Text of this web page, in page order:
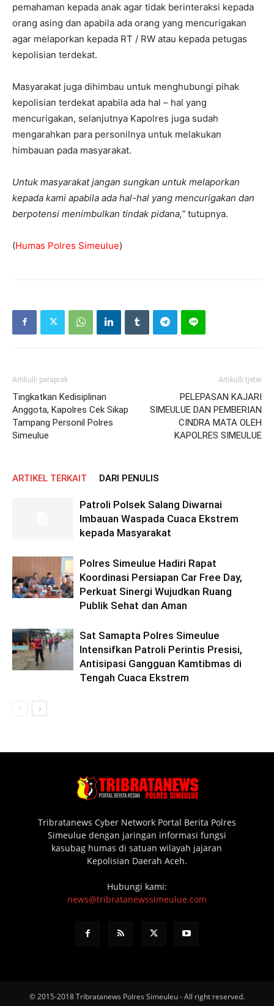
pemahaman kepada anak agar tidak berinteraksi kepada
orang asing dan apabila ada orang yang mencurigakan
agar melaporkan kepada RT / RW atau kepada petugas
kepolisian terdekat.
Masyarakat juga dihimbau untuk menghubungi pihak
kepolisian terdekat apabila ada hal – hal yang
mencurigakan, selanjutnya Kapolres juga sudah
mengarahkan para personilnya untuk melakukan
himbauan pada masyarakat.
Untuk masyarakat jangan sungkan untuk melaporkan
kepada kami apabila ada hal-hal yang mencurigakan dan
berpotensi menimbulkan tindak pidana,” tutupnya.
(Humas Polres Simeulue)
Artikulli paraprak
Tingkatkan Kedisiplinan
Anggota, Kapolres Cek Sikap
Tampang Personil Polres
Simeulue
Artikulli tjetër
PELEPASAN KAJARI
SIMEULUE DAN PEMBERIAN
CINDRA MATA OLEH
KAPOLRES SIMEULUE
ARTIKEL TERKAIT DARI PENULIS
Patroli Polsek Salang Diwarnai
Imbauan Waspada Cuaca Ekstrem
kepada Masyarakat
Polres Simeulue Hadiri Rapat
Koordinasi Persiapan Car Free Day,
Perkuat Sinergi Wujudkan Ruang
Publik Sehat dan Aman
Sat Samapta Polres Simeulue
Intensifkan Patroli Perintis Presisi,
Antisipasi Gangguan Kamtibmas di
Tengah Cuaca Ekstrem
Tribratanews Cyber Network Portal Berita Polres
Simeulue dengan jaringan informasi fungsi
kasubag humas di satuan wilayah jajaran
Kepolisian Daerah Aceh.
Hubungi kami:
news@tribratanewssimeulue.com
© 2015-2018 Tribratanews Polres Simeuleu - All right reserved.